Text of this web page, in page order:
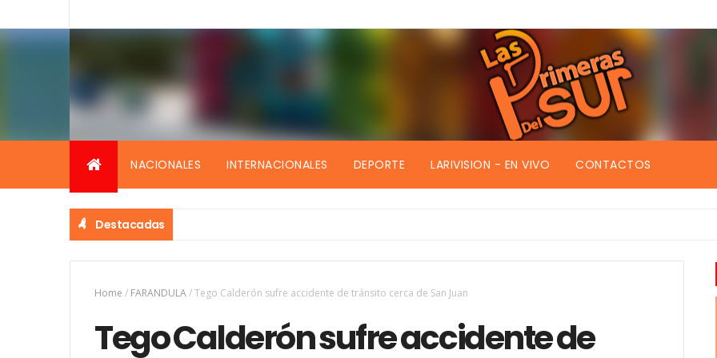
NACIONALES INTERNACIONALES DEPORTE LARIVISION - EN VIVO CONTACTOS
Destacadas
Home / FARANDULA/Tego Calderón sufre accidente de tránsito cerca de San Juan
Tego Calderón sufre accidente de